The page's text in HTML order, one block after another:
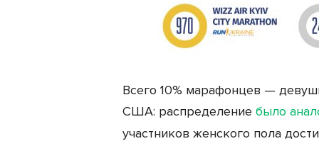
Всего 10% марафонцев —
США: распределение было
участников женского пола